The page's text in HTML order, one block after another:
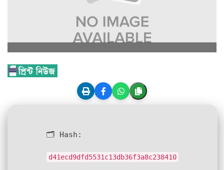
🗂 Hash:
d41ecd9dfd5531c13db36f3a8c238410